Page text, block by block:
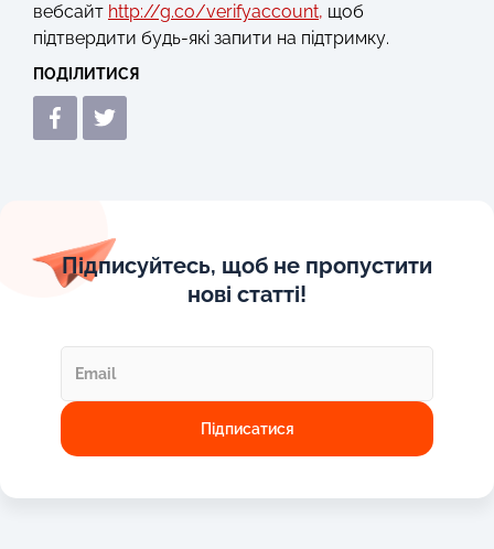
вебсайт http://g.co/verifyaccount, щоб
підтвердити будь-які запити на підтримку.
ПОДІЛИТИСЯ
Підписуйтесь, щоб не пропустити
нові статті!